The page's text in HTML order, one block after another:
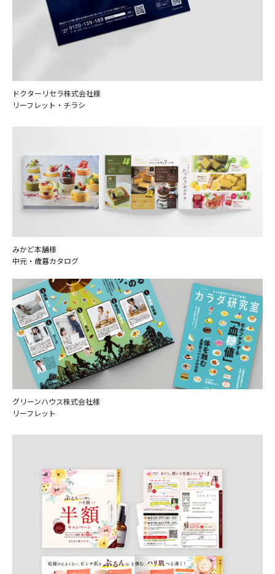
ドクターリセラ株式会社様
リーフレット・チラシ
みかど本舗様
中元・歳暮カタログ
グリーンハウス株式会社様
リーフレット